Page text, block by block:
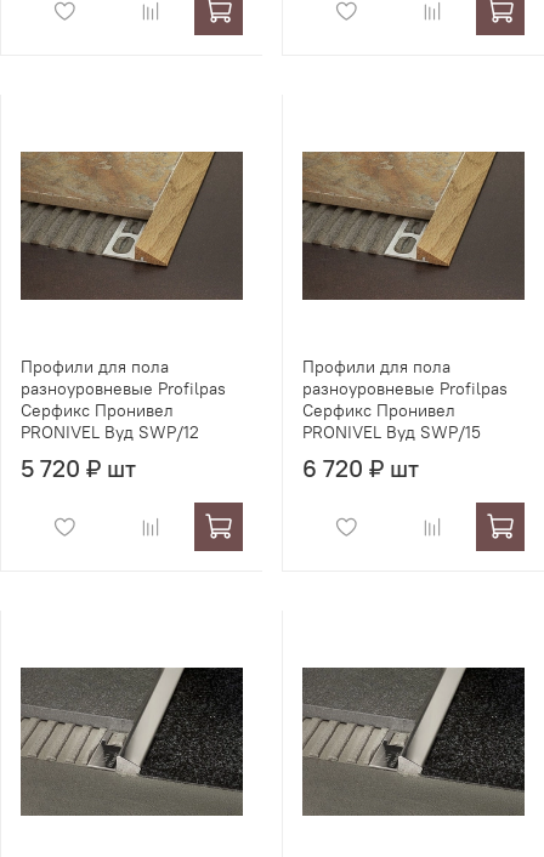
Профили для пола
разноуровневые Profilpas
Серфикс Пронивел
PRONIVEL Вуд SWP/12
5 720 ₽ шт
Профили для пола
разноуровневые Profilpas
Серфикс Пронивел
PRONIVEL Вуд SWP/15
6 720 ₽ шт